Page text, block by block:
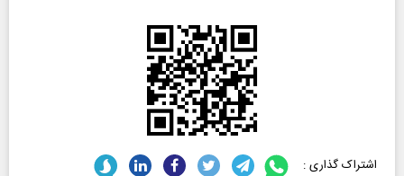
اشتراک گذاری :